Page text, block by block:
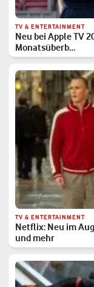
TV & ENTERTAINMENT
Neu bei Apple TV
Monatsüberb…
TV & ENTERTAINMENT
Netflix: Neu im
und mehr